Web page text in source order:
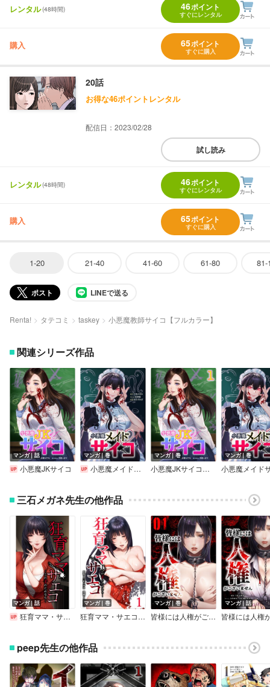
レンタル(48時間) 46ポイント
すぐにレンタル
購入 65ポイント
すぐに購入
20話
お得な46ポイントレンタル
配信日：2023/02/28
試し読み
レンタル(48時間) 46ポイント
すぐにレンタル
購入 65ポイント
すぐに購入
1-20 21-40 41-60 61-80 81-
ポスト LINEで送る
Renta! タテコミ taskey 小悪魔教師サイコ【フルカラー】
関連シリーズ作品
マンガ｜話
小悪魔JKサイコ
マンガ｜巻
小悪魔メイドサイコ
マンガ｜巻
小悪魔JKサイコ【単行本版】
マンガ｜巻
三石メガネ先生の他作品
マンガ｜話
狂育ママ・サエコ─この子のためなら─
マンガ｜巻
狂育ママ・サエコ─この子のためなら─【単行本版】
マンガ｜巻
皆様には人権がございません【単行本版】
マンガ｜話
peep先生の他作品